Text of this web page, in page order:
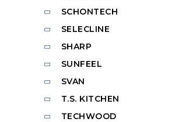
SCHONTECH
SELECLINE
SHARP
SUNFEEL
SVAN
T.S. KITCHEN
TECHWOOD